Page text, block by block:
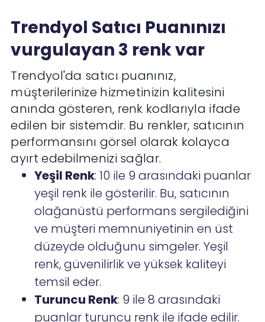
Trendyol Satıcı Puanınızı
vurgulayan 3 renk var
Trendyol'da satıcı puanınız,
müşterilerinize hizmetinizin kalitesini
anında gösteren, renk kodlarıyla ifade
edilen bir sistemdir. Bu renkler, satıcının
performansını görsel olarak kolayca
ayırt edebilmenizi sağlar.
Yeşil Renk: 10 ile 9 arasındaki puanlar
yeşil renk ile gösterilir. Bu, satıcının
olağanüstü performans sergilediğini
ve müşteri memnuniyetinin en üst
düzeyde olduğunu simgeler. Yeşil
renk, güvenilirlik ve yüksek kaliteyi
temsil eder.
Turuncu Renk: 9 ile 8 arasındaki
puanlar turuncu renk ile ifade edilir.